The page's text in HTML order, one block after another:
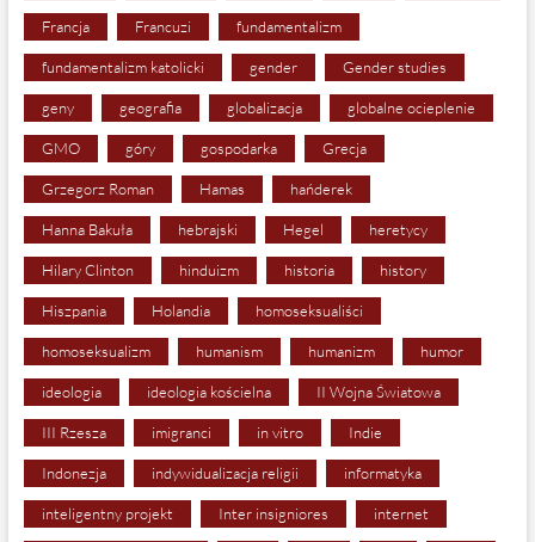
Francja Francuzi fundamentalizm
fundamentalizm katolicki gender Gender studies
geny geografia globalizacja globalne ocieplenie
GMO góry gospodarka Grecja
Grzegorz Roman Hamas hańderek
Hanna Bakuła hebrajski Hegel heretycy
Hilary Clinton hinduizm historia history
Hiszpania Holandia homoseksualiści
homoseksualizm humanism humanizm humor
ideologia ideologia kościelna II Wojna Światowa
III Rzesza imigranci in vitro Indie
Indonezja indywidualizacja religii informatyka
inteligentny projekt Inter insigniores internet